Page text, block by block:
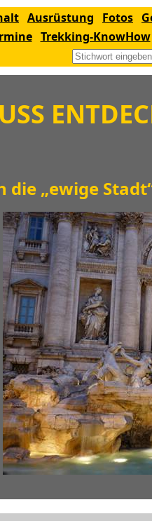
Ausrüstung Fotos
Trekking-KnowHow
die „ewige